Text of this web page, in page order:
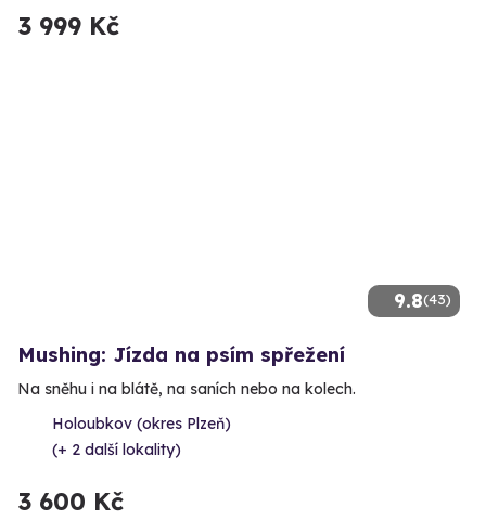
3 999 Kč
9.8(43)
Mushing: Jízda na psím spřežení
Na sněhu i na blátě, na saních nebo na kolech.
Holoubkov (okres Plzeň)
(+ 2 další lokality)
3 600 Kč